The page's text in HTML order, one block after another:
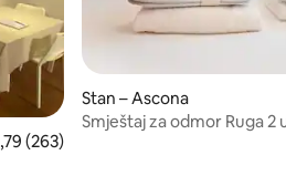
ocjena: 4,79/5, recenzija: 263
(263)
Stan – Ascona
Smještaj za odmor Ruga 2